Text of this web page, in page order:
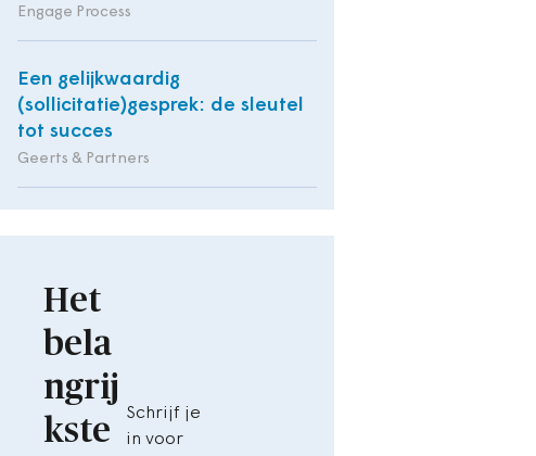
Engage Process
Een gelijkwaardig
(sollicitatie)gesprek: de sleutel
tot succes
Geerts & Partners
Het
bela
ngrij
kste
Schrijf je
in voor